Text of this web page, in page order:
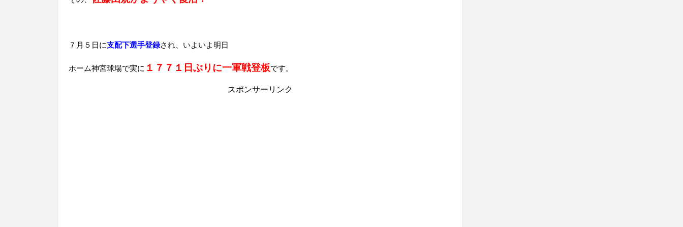
７月５日に支配下選手登録され、いよいよ明日
ホーム神宮球場で実に １７７１日ぶりに一軍戦登板です。
スポンサーリンク